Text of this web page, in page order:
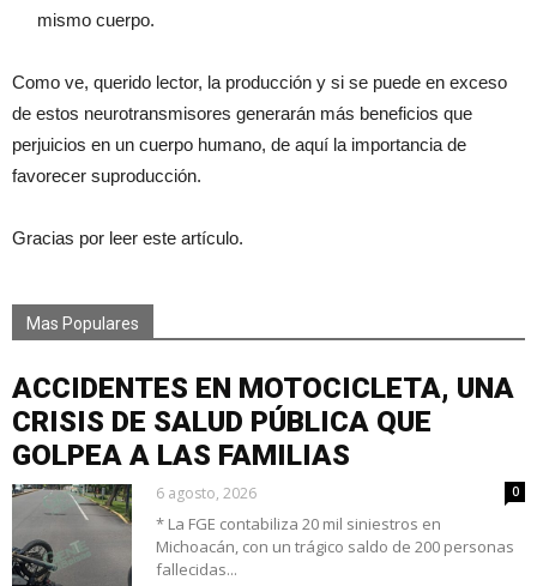
mismo cuerpo.
Como ve, querido lector, la producción y si se puede en exceso
de estos neurotransmisores generarán más beneficios que
perjuicios en un cuerpo humano, de aquí la importancia de
favorecer suproducción.
Gracias por leer este artículo.
Mas Populares
ACCIDENTES EN MOTOCICLETA, UNA
CRISIS DE SALUD PÚBLICA QUE
GOLPEA A LAS FAMILIAS
6 agosto, 2026 0
* La FGE contabiliza 20 mil siniestros en
Michoacán, con un trágico saldo de 200 personas
fallecidas...